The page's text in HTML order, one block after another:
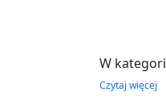
W
Czytaj więcej